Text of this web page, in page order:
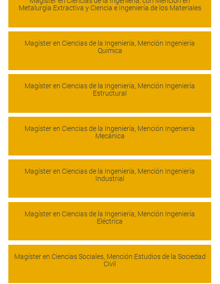
Metalurgia Extractiva y Ciencia e Ingeniería de los Materiales
Magíster en Ciencias de la Ingeniería, Mención Ingeniería
Química
Magíster en Ciencias de la Ingeniería, Mención Ingeniería
Estructural
Magíster en Ciencias de la Ingeniería, Mención Ingeniería
Mecánica
Magíster en Ciencias de la Ingeniería, Mención Ingeniería
Industrial
Magíster en Ciencias de la Ingeniería, Mención Ingeniería
Eléctrica
Magíster en Ciencias Sociales, Mención Estudios de la Sociedad
Civil